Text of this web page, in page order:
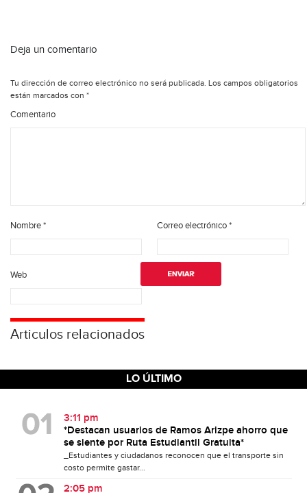
Deja un comentario
Tu dirección de correo electrónico no será publicada. Los campos obligatorios
están marcados con *
Comentario
Nombre* Correo electrónico*
Web
Articulos relacionados
LO ÚLTIMO
3:11 pm
*Destacan usuarios de Ramos Arizpe ahorro que
se siente por Ruta Estudiantil Gratuita*
_Estudiantes y ciudadanos reconocen que el transporte sin
costo permite gastar...
2:05 pm